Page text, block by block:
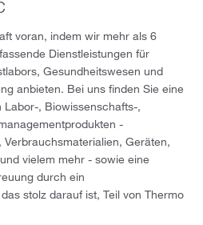
voran, indem wir mehr als 6
Dienstleistungen für
Gesundheitswesen und
anbieten. Bei uns finden Sie eine
, Biowissenschafts-,
-
Geräten,
vielem mehr - sowie eine
durch ein
stolz darauf ist, Teil von Thermo